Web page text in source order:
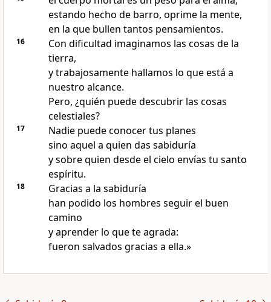
estando hecho de barro, oprime la mente,
en la que bullen tantos pensamientos.
16
Con dificultad imaginamos las cosas de la
tierra,
y trabajosamente hallamos lo que está a
nuestro alcance.
Pero, ¿quién puede descubrir las cosas
celestiales?
17
Nadie puede conocer tus planes
sino aquel a quien das sabiduría
y sobre quien desde el cielo envías tu santo
espíritu.
18
Gracias a la sabiduría
han podido los hombres seguir el buen
camino
y aprender lo que te agrada:
fueron salvados gracias a ella.»